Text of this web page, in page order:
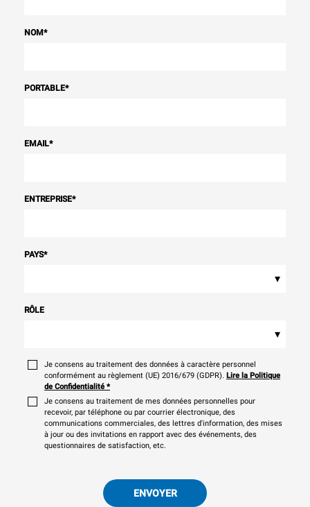
NOM*
PORTABLE*
EMAIL*
ENTREPRISE*
PAYS*
▾
RÔLE
▾
Je consens au traitement des données à caractère personnel
conformément au règlement (UE) 2016/679 (GDPR). Lire la Politique
de Confidentialité *
Je consens au traitement de mes données personnelles pour
recevoir, par téléphone ou par courrier électronique, des
communications commerciales, des lettres d'information, des mises
à jour ou des invitations en rapport avec des événements, des
questionnaires de satisfaction, etc.
ENVOYER